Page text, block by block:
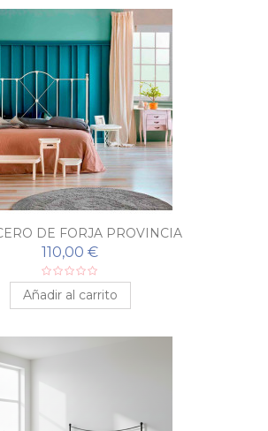
DE FORJA PROVINCIA
110,00 €
Añadir al carrito